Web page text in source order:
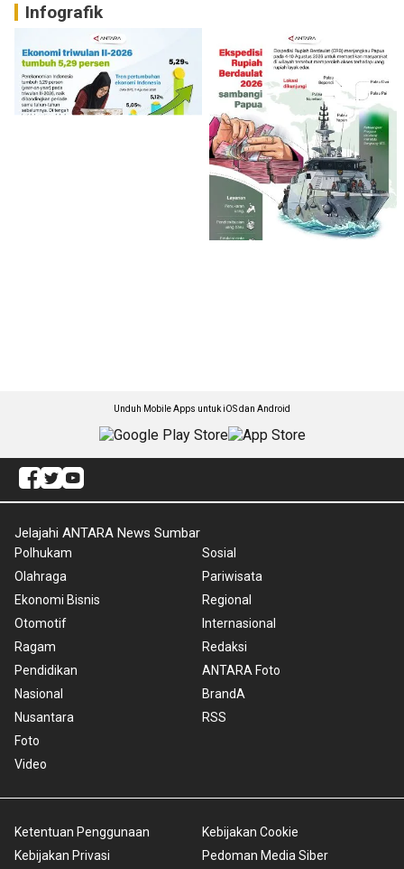
Infografik
Unduh Mobile Apps untuk iOS dan Android
Jelajahi ANTARA News Sumbar
Polhukam
Olahraga
Ekonomi Bisnis
Otomotif
Ragam
Pendidikan
Nasional
Nusantara
Foto
Video
Sosial
Pariwisata
Regional
Internasional
Redaksi
ANTARA Foto
BrandA
RSS
Ketentuan Penggunaan
Kebijakan Privasi
Kebijakan Cookie
Pedoman Media Siber